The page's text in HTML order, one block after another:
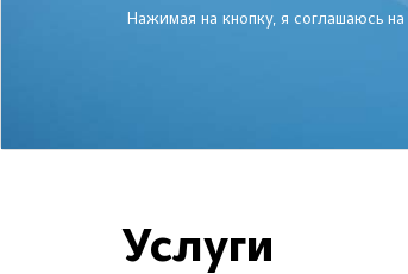
Нажимая на кнопку, я соглашаюсь на
Услуги